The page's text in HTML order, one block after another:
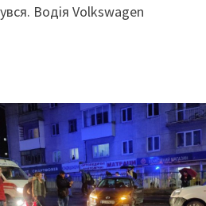
Водія Volkswagen